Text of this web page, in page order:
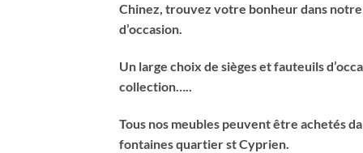
Chinez, trouvez votre bonheur dans
d’occasion.
Un large choix de sièges et fauteuils
collection…..
Tous nos meubles peuvent être achetés
fontaines quartier st Cyprien.